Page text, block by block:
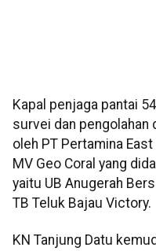
Kapal penjaga pantai
survei dan pengolahan
oleh PT Pertamina
MV Geo Coral yang
yaitu UB Anugerah
TB Teluk Bajau Victory.
KN Tanjung Datu